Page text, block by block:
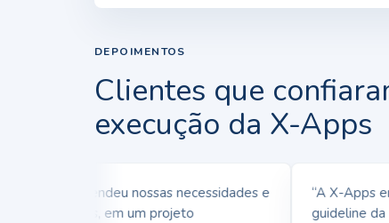
DEPOIMENTOS
Clientes que
execução da X-Apps
Apps entendeu nossas necessidades e
em um projeto
“A X-Apps
guideline da